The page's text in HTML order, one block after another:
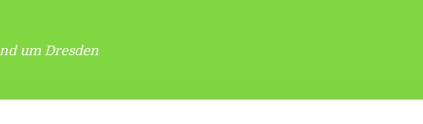
um Dresden